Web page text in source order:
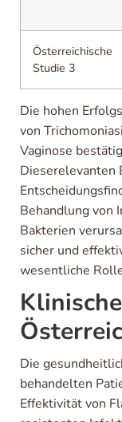
Österreichische
Studie 3
Die hohen
von
Vaginose
Dieserelevanten
Behandlung von
Bakterien
sicher und
wesentliche
Die
behandelten
Effektivität von